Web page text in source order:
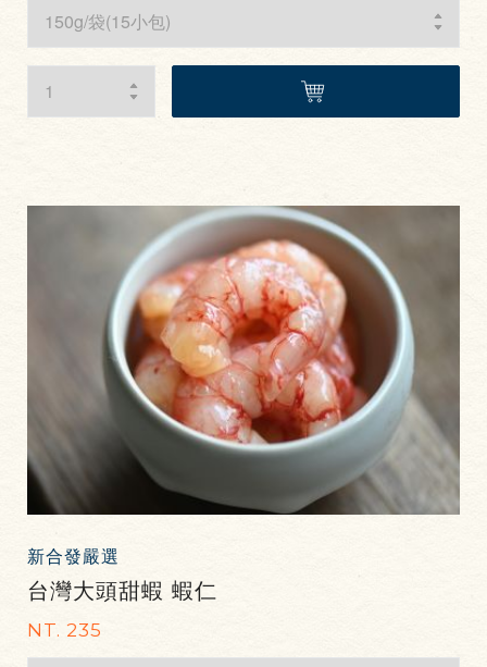
新合發嚴選
台灣大頭甜蝦 蝦仁
NT. 235